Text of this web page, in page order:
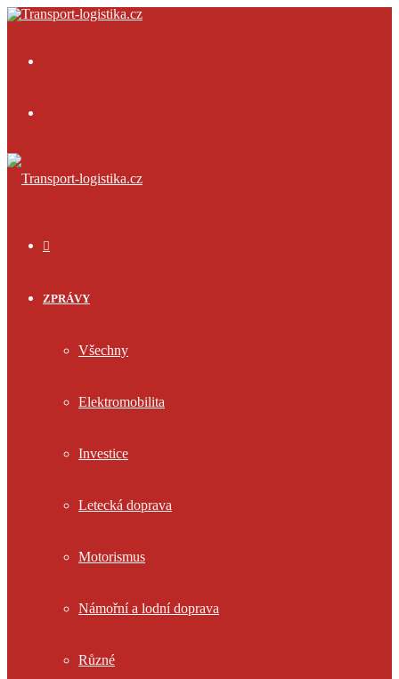
ZPRÁVY
Všechny
Elektromobilita
Investice
Letecká doprava
Motorismus
Námořní a lodní doprava
Různé